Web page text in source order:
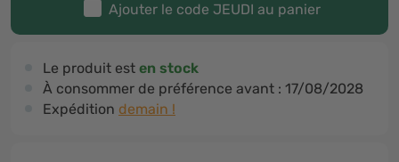
Ajouter le code JEUDI au panier
Le produit est en stock
À consommer de préférence avant : 17/08/2028
Expédition demain !